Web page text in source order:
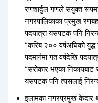
रणशार्दुल गणले संयुक्त रूपमा
नगरपालिकाका प्रमुख
पदयात्रा यसपटक पनि
“करिब २०० वर्षअघिको युद्ध
पदमार्गमा गत वर्षदेखि
“सरोकार भएका
यसपटक पनि त्यसलाई
इलामका नगरप्रमुख केदार